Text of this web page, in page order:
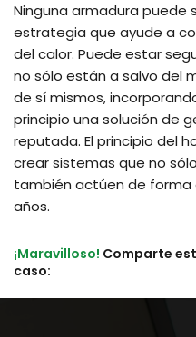
Ninguna armadura puede
estrategia que ayude a
del calor. Puede estar
no sólo están a salvo del
de sí mismos,
principio una solución de
reputada. El principio del
crear sistemas que no
también actúen de forma
años.
¡Maravilloso! Comparte
caso: